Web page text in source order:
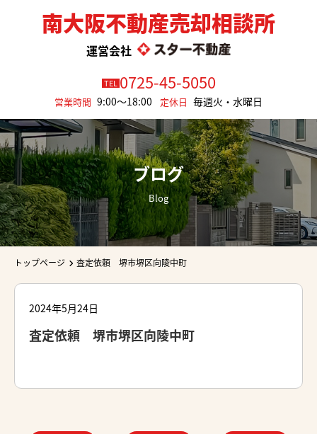
南大阪不動産売却相談所
運営会社
TEL0725-45-5050
営業時間 9:00～18:00 定休日 毎週火・水曜日
ブログ
Blog
トップページ 査定依頼 堺市堺区向陵中町
2024年5月24日
査定依頼 堺市堺区向陵中町